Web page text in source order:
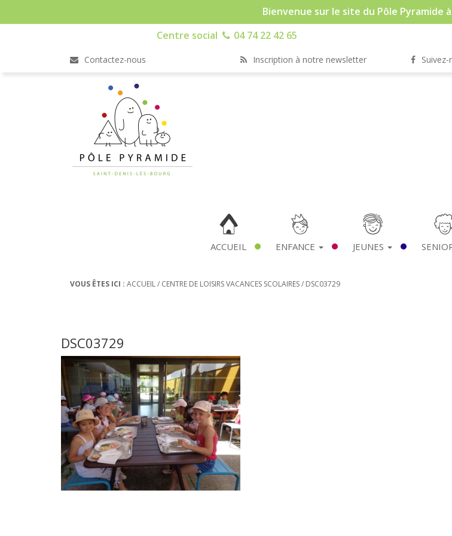
Bienvenue sur le site du Pôle Pyramide
Centre social
04 74 22 42 65
Contactez-nous Inscription à notre newsletter
ACCUEIL ENFANCE JEUNES
VOUS ÊTES ICI : ACCUEIL/ CENTRE DE LOISIRS VACANCES SCOLAIRES/ DSC03729
DSC03729